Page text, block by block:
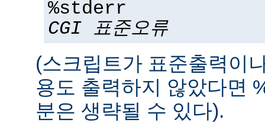
%stderr
CGI 표준오류
(스크립트가 표준출력이
용도 출력하지 않았다면
분은 생략될 수 있다).